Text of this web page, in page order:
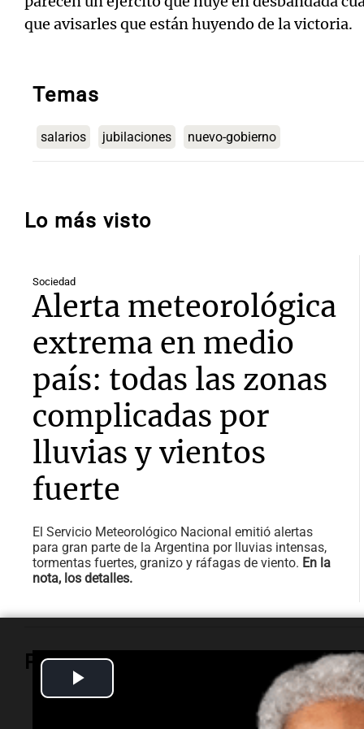
que avisarles que están huyendo de la victoria.
Temas
salarios jubilaciones nuevo-gobierno
Lo más visto
Sociedad
Alerta meteorológica
extrema en medio
país: todas las zonas
complicadas por
lluvias y vientos
fuerte
El Servicio Meteorológico Nacional emitió alertas
para gran parte de la Argentina por lluvias intensas,
tormentas fuertes, granizo y ráfagas de viento. En la
nota, los detalles.
Política y Economía